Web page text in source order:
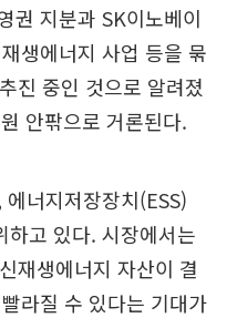
권 지분과 SK이노베이
생에너지 사업 등을 묶
진 중인 것으로 알려졌
안팎으로 거론된다.
너지저장장치(ESS)
하고 있다. 시장에서는
재생에너지 자산이 결
라질 수 있다는 기대가